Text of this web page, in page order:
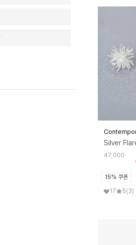
47,000
15% 쿠폰
17
5(3)